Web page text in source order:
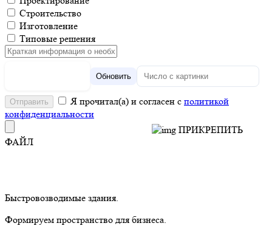
Строительство
Изготовление
Типовые решения
Обновить
Я прочитал(а) и согласен с политикой
конфиденциальности
ПРИКРЕПИТЬ
ФАЙЛ
Быстровозводимые здания.
Формируем пространство для бизнеса.